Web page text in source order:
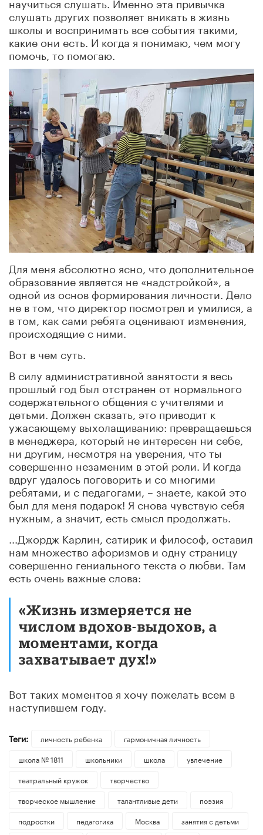
слушать других позволяет вникать в жизнь
школы и воспринимать все события такими,
какие они есть. И когда я понимаю, чем могу
помочь, то помогаю.
Для меня абсолютно ясно, что дополнительное
образование является не «надстройкой», а
одной из основ формирования личности. Дело
не в том, что директор посмотрел и умилися, а
в том, как сами ребята оценивают изменения,
происходящие с ними.
Вот в чем суть.
В силу административной занятости я весь
прошлый год был отстранен от нормального
содержательного общения с учителями и
детьми. Должен сказать, это приводит к
ужасающему выхолащиванию: превращаешься
в менеджера, который не интересен ни себе,
ни другим, несмотря на уверения, что ты
совершенно незаменим в этой роли. И когда
вдруг удалось поговорить и со многими
ребятами, и с педагогами, – знаете, какой это
был для меня подарок! Я снова чувствую себя
нужным, а значит, есть смысл продолжать.
...Джордж Карлин, сатирик и философ, оставил
нам множество афоризмов и одну страницу
совершенно гениального текста о любви. Там
есть очень важные слова:
«Жизнь измеряется не
числом вдохов-выдохов, а
моментами, когда
захватывает дух!»
Вот таких моментов я хочу пожелать всем в
наступившем году.
Теги: личность ребенка
гармоничная личность
школа № 1811
школьники школа
увлечение
театральный кружок
творчество
творческое мышление
талантливые дети
поэзия
подростки
педагогика Москва
занятия с детьми